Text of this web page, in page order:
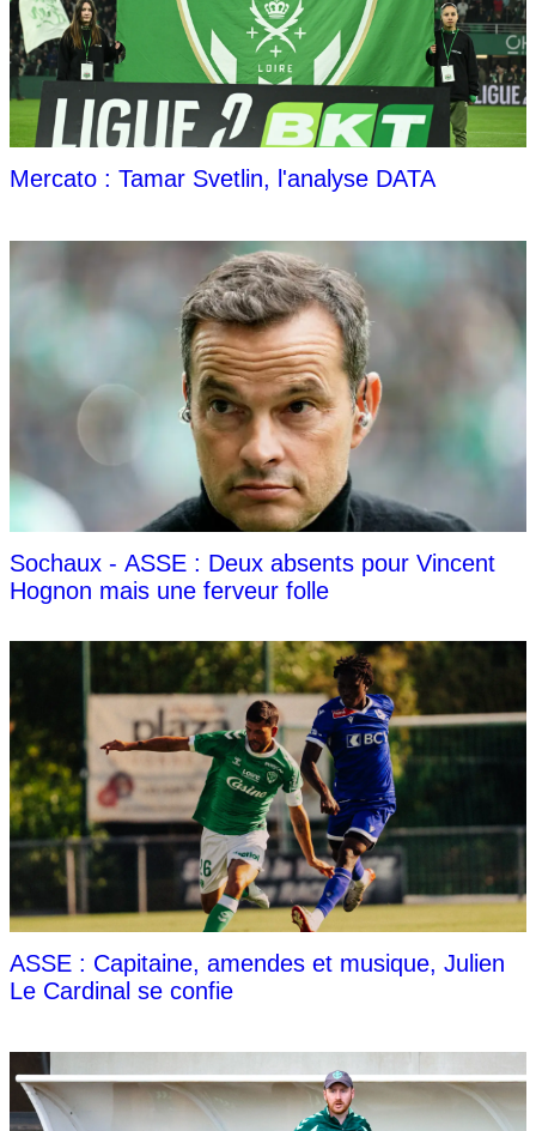
Mercato : Tamar Svetlin, l'analyse DATA
Sochaux - ASSE : Deux absents pour Vincent
Hognon mais une ferveur folle
ASSE : Capitaine, amendes et musique, Julien
Le Cardinal se confie